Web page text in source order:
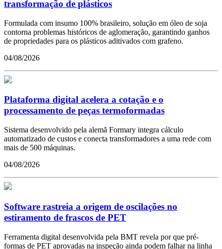
transformação de plásticos
Formulada com insumo 100% brasileiro, solução em óleo de soja
contorna problemas históricos de aglomeração, garantindo ganhos
de propriedades para os plásticos aditivados com grafeno.
04/08/2026
Plataforma digital acelera a cotação e o
processamento de peças termoformadas
Sistema desenvolvido pela alemã Formary integra cálculo
automatizado de custos e conecta transformadores a uma rede com
mais de 500 máquinas.
04/08/2026
Software rastreia a origem de oscilações no
estiramento de frascos de PET
Ferramenta digital desenvolvida pela BMT revela por que pré-
formas de PET aprovadas na inspeção ainda podem falhar na linha